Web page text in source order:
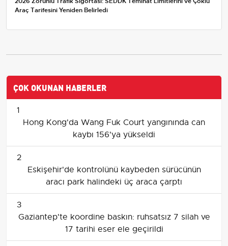
Araç Tarifesini Yeniden Belirledi
ÇOK OKUNAN HABERLER
1
Hong Kong'da Wang Fuk Court yangınında can
kaybı 156'ya yükseldi
2
Eskişehir'de kontrolünü kaybeden sürücünün
aracı park halindeki üç araca çarptı
3
Gaziantep'te koordine baskın: ruhsatsız 7 silah ve
17 tarihi eser ele geçirildi